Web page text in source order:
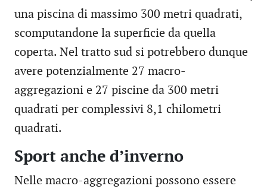
una piscina di massimo 300 metri quadrati,
scomputandone la superficie da quella
coperta. Nel tratto sud si potrebbero dunque
avere potenzialmente 27 macro-
aggregazioni e 27 piscine da 300 metri
quadrati per complessivi 8,1 chilometri
quadrati.
Sport anche d’inverno
Nelle macro-aggregazioni possono essere